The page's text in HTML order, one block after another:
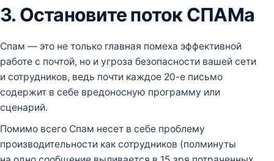
3. Остановите поток СПАМа
Спам — это не только главная помеха эффективной
работе с почтой, но и угроза безопасности вашей сети
и сотрудников, ведь почти каждое 20-е письмо
содержит в себе вредоносную программу или
сценарий.
Помимо всего Спам несет в себе проблему
производительности как сотрудников (полминуты